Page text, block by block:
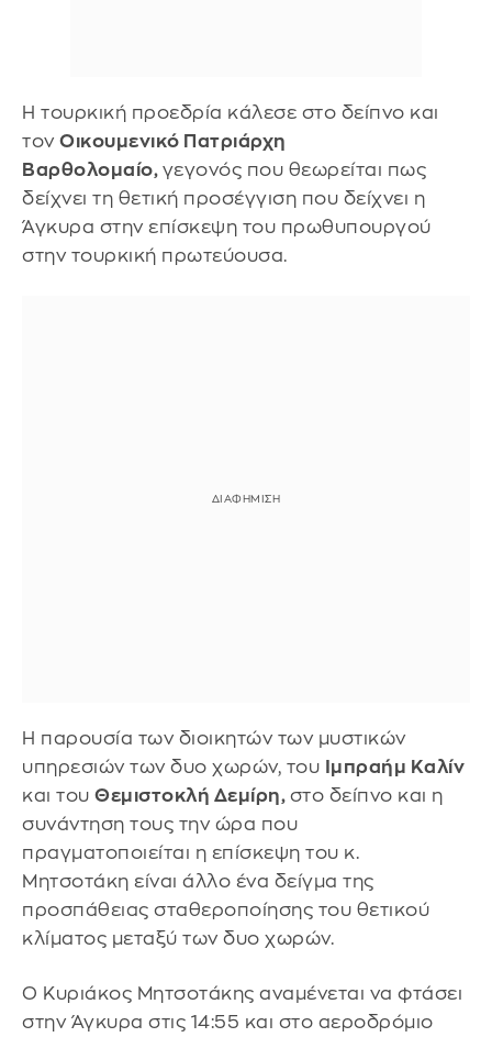
Η τουρκική προεδρία κάλεσε στο δείπνο και
τον Οικουμενικό Πατριάρχη
Βαρθολομαίο, γεγονός που θεωρείται πως
δείχνει τη θετική προσέγγιση που δείχνει η
Άγκυρα στην επίσκεψη του πρωθυπουργού
στην τουρκική πρωτεύουσα.
Η παρουσία των διοικητών των μυστικών
υπηρεσιών των δυο χωρών, του
Ιμπραήμ Καλίν
και του Θεμιστοκλή Δεμίρη, στο δείπνο και η
συνάντηση τους την ώρα που
πραγματοποιείται η επίσκεψη του κ.
Μητσοτάκη είναι άλλο ένα δείγμα της
προσπάθειας σταθεροποίησης του θετικού
κλίματος μεταξύ των δυο χωρών.
Ο Κυριάκος Μητσοτάκης αναμένεται να φτάσει
στην Άγκυρα στις 14:55 και στο αεροδρόμιο